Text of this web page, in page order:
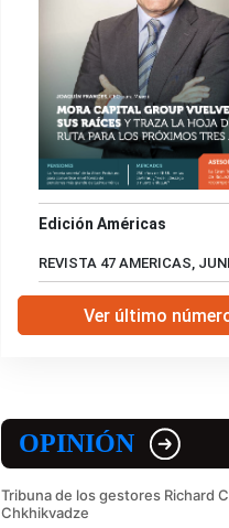
Edición Américas
REVISTA 47 AMERICAS,
Ver último
OPINIÓN
Tribuna de los gestores Richard
Chkhikvadze